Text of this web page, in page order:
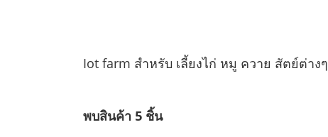
Iot farm สำหรับ เลี้ยงไก่ หมู ควาย สัตย์ต่างๆ
พบสินค้า 5 ชิ้น